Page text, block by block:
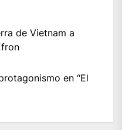
de Vietnam a
en “El